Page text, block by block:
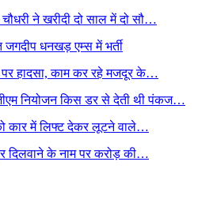
ने खरीदी दो साल में दो सौ…
जगदीप धनखड़ एम्स में भर्ती
हादसा, काम कर रहे मजदूर के…
नियोजन किस डर से देती थी पंकज…
कार में लिफ्ट देकर लूटने वाले…
दिलवाने के नाम पर करोड़ की…